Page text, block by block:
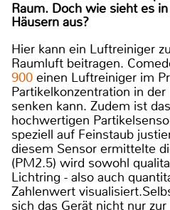
Raum. Doch wie sieht es
Häusern aus?
Hier kann ein Luftreiniger
Raumluft beitragen.
900 einen Luftreiniger im
Partikelkonzentration in
senken kann. Zudem ist
hochwertigen
speziell auf Feinstaub
diesem Sensor ermittelte
(PM2.5) wird sowohl
Lichtring - also auch
Zahlenwert
sich das Gerät nicht nur